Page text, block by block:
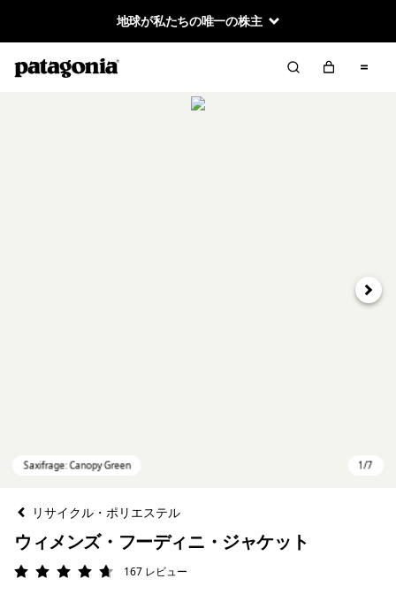
地球が私たちの唯一の株主
次へ
リサイクル・ポリエステル
ウィメンズ・フーディニ・ジャケット
評価: 4.7 / 5167 レビュー